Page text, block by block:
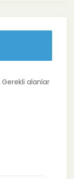
Gerekli alanlar